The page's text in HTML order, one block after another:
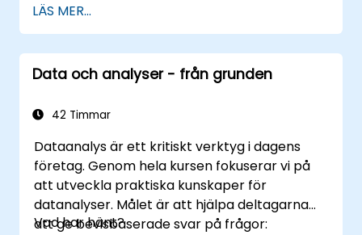
Skapa och använda visualiseringar och
diagram för specifika analysfall.
Importera med Power View för att
övergå från Excel-baserad Power BI till
LÄS MER...
Data och analyser - från grunden
42 Timmar
Dataanalys är ett kritiskt verktyg i dagens
företag. Genom hela kursen fokuserar vi på
att utveckla praktiska kunskaper för
datanalyser. Målet är att hjälpa deltagarna
att ge bevisbaserade svar på frågor:
Vad har hänt?